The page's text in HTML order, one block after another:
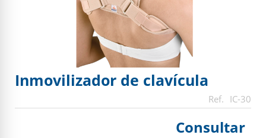
Inmovilizador de clavícula
IC-30
Consultar